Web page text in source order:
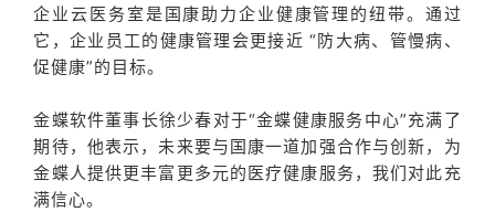
企业云医务室是国康助力企业健康管理的纽带。通过
它，企业员工的健康管理会更接近 “防大病、管慢病、
促健康”的目标。
金蝶软件董事长徐少春对于“金蝶健康服务中心”充满了
期待，他表示，未来要与国康一道加强合作与创新，为
金蝶人提供更丰富更多元的医疗健康服务，我们对此充
满信心。